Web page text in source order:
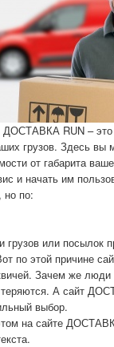
ДОСТАВКА RUN –
грузов. Здесь вы
от габарита
и начать им
но по:
грузов или посылок
по этой причине
Зачем же люди
А сайт
выбор.
на сайте